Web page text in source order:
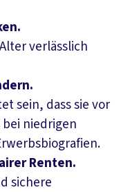
verlässlich
sein, dass sie vor
niedrigen
Renten.
sichere